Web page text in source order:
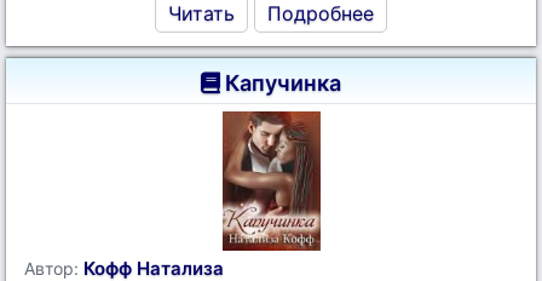
Читать Подробнее
Капучинка
Автор: Кофф Натализа